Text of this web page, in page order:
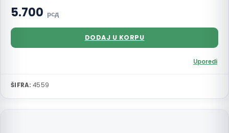
5.700 рсд
DODAJ U KORPU
Uporedi
ŠIFRA: 4559